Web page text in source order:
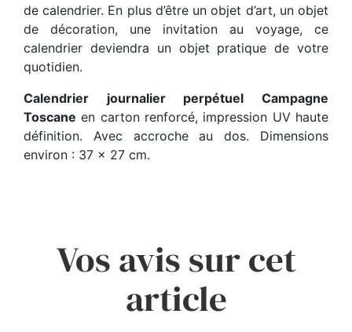
de calendrier. En plus d’être un objet d’art, un objet
de décoration, une invitation au voyage, ce
calendrier deviendra un objet pratique de votre
quotidien.
Calendrier journalier perpétuel Campagne
Toscane en carton renforcé, impression UV haute
définition. Avec accroche au dos. Dimensions
environ : 37 x 27 cm.
Vos avis sur cet
article